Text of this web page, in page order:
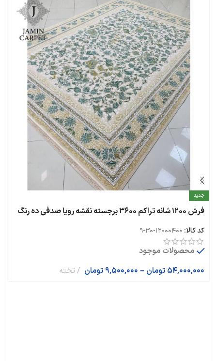
جدید
فرش ۱۲۰۰ شانه تراکم ۳۶۰۰ برجسته نقشه رویا صدفی ده رنگ
کد کالا: 12000400-30-9
محصولات موجود
54,000,000 تومان –
9,500,000 تومان تخته